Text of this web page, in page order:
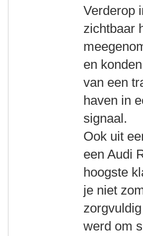
Verderop
zichtbaar
en
van een
haven in
signaal.
Ook uit
een Audi
hoogste
je niet
werd om